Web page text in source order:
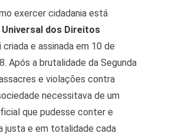
exercer cidadania está
dos Direitos
criada e assinada em 10 de
Após a brutalidade da Segunda
e violações contra
necessitava de um
que pudesse conter e
justa e em totalidade cada